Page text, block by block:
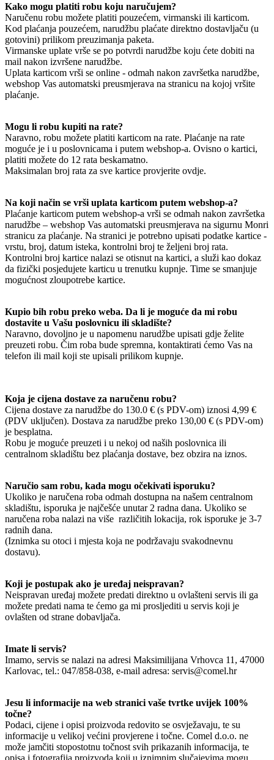
Kako mogu platiti robu koju naručujem?
Naručenu robu možete platiti pouzećem, virmanski ili karticom.
Kod plaćanja pouzećem, narudžbu plaćate direktno dostavljaču (u
gotovini) prilikom preuzimanja paketa.
Virmanske uplate vrše se po potvrdi narudžbe koju ćete dobiti na
mail nakon izvršene narudžbe.
Uplata karticom vrši se online - odmah nakon završetka narudžbe,
webshop Vas automatski preusmjerava na stranicu na kojoj vršite
plaćanje.
Mogu li robu kupiti na rate?
Naravno, robu možete platiti karticom na rate. Plaćanje na rate
moguće je i u poslovnicama i putem webshop-a. Ovisno o kartici,
platiti možete do 12 rata beskamatno.
Maksimalan broj rata za sve kartice provjerite ovdje.
Na koji način se vrši uplata karticom putem webshop-a?
Plaćanje karticom putem webshop-a vrši se odmah nakon završetka
narudžbe – webshop Vas automatski preusmjerava na sigurnu Monri
stranicu za plaćanje. Na stranici je potrebno upisati podatke kartice -
vrstu, broj, datum isteka, kontrolni broj te željeni broj rata.
Kontrolni broj kartice nalazi se otisnut na kartici, a služi kao dokaz
da fizički posjedujete karticu u trenutku kupnje. Time se smanjuje
mogućnost zloupotrebe kartice.
Kupio bih robu preko weba. Da li je moguće da mi robu
dostavite u Vašu poslovnicu ili skladište?
Naravno, dovoljno je u napomenu narudžbe upisati gdje želite
preuzeti robu. Čim roba bude spremna, kontaktirati ćemo Vas na
telefon ili mail koji ste upisali prilikom kupnje.
Koja je cijena dostave za naručenu robu?
Cijena dostave za narudžbe do 130.0 € (s PDV-om) iznosi 4,99 €
(PDV uključen). Dostava za narudžbe preko 130,00 € (s PDV-om)
je besplatna.
Robu je moguće preuzeti i u nekoj od naših poslovnica ili
centralnom skladištu bez plaćanja dostave, bez obzira na iznos.
Naručio sam robu, kada mogu očekivati isporuku?
Ukoliko je naručena roba odmah dostupna na našem centralnom
skladištu, isporuka je najčešće unutar 2 radna dana. Ukoliko se
naručena roba nalazi na više različitih lokacija, rok isporuke je 3-7
radnih dana.
(Iznimka su otoci i mjesta koja ne podržavaju svakodnevnu
dostavu).
Koji je postupak ako je uređaj neispravan?
Neispravan uređaj možete predati direktno u ovlašteni servis ili ga
možete predati nama te ćemo ga mi prosljediti u servis koji je
ovlašten od strane dobavljača.
Imate li servis?
Imamo, servis se nalazi na adresi Maksimilijana Vrhovca 11, 47000
Karlovac, tel.: 047/858-038, e-mail adresa: servis@comel.hr
Jesu li informacije na web stranici vaše tvrtke uvijek 100%
točne?
Podaci, cijene i opisi proizvoda redovito se osvježavaju, te su
informacije u velikoj većini provjerene i točne. Comel d.o.o. ne
može jamčiti stopostotnu točnost svih prikazanih informacija, te
opisa i fotografija proizvoda koji u iznimnim slučajevima mogu